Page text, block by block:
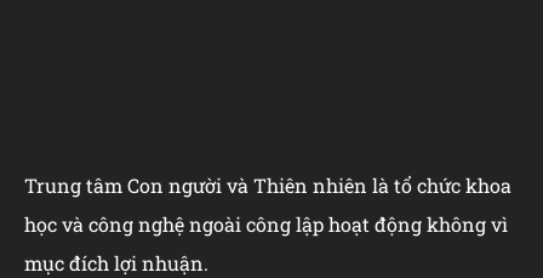
Trung tâm Con người và Thiên nhiên là tổ chức khoa
học và công nghệ ngoài công lập hoạt động không vì
mục đích lợi nhuận.